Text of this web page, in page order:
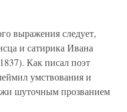
выражения следует,
и сатирика Ивана
Как писал поэт
умствования и
шуточным прозванием